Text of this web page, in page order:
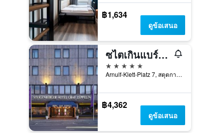
฿1,634
ดูข้อเสนอ
ซไตเกินแบร์เกอร์ กราฟ เซปเปลิน
5 ดาว
Arnulf-Klett-Platz 7, สตุตการ์ต, บาเดิน-เวือร์ทเทมแบร์ก, เยอรมนี
฿4,362
ดูข้อเสนอ